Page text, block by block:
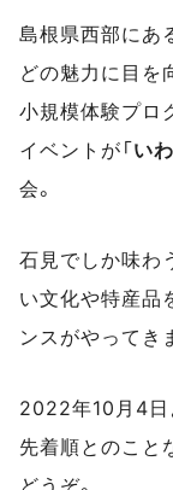
島根県西部にあ
どの魅力に目を
小規模体験プロ
イベントが「い
会。
石見でしか味わ
い文化や特産品
ンスがやってき
2022年10月4日
先着順とのこと